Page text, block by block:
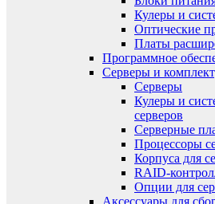
Кулеры и
Оптические
Платы
Программное
Серверы и
Серверы
Кулеры и
серверов
Серверные
Процессоры
Корпуса для
RAID-
Опции для
Аксессуары для